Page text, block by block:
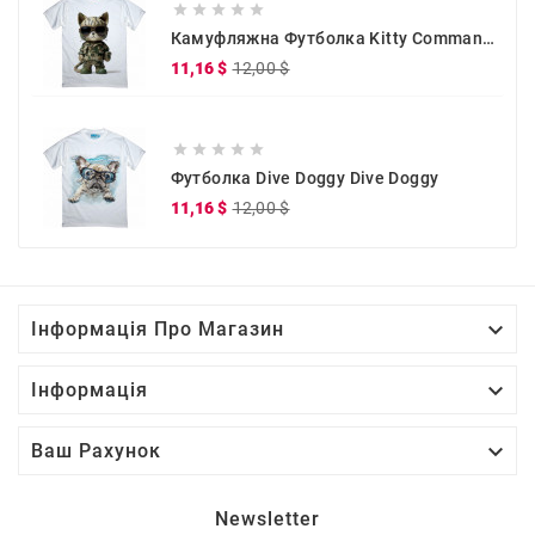
    
Камуфляжна Футболка Kitty Commander
11,16 $ 12,00 $
    
Футболка Dive Doggy Dive Doggy
11,16 $ 12,00 $
Інформація Про Магазин 
Інформація 
Ваш Рахунок 
Newsletter